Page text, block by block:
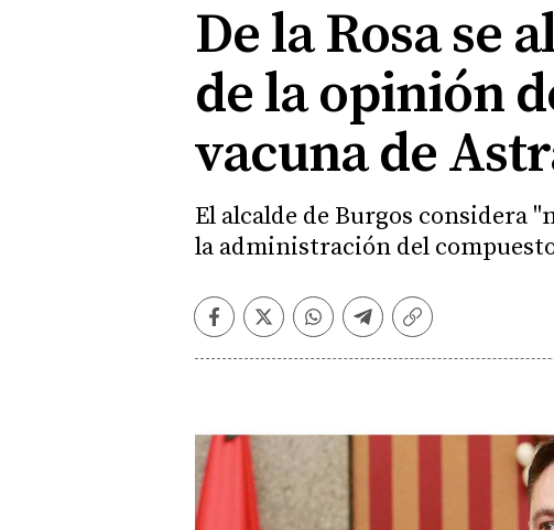
De la Rosa se
de la opinión
vacuna de
El alcalde de Burgos considera
la administración del
Facebook
TwitterWhatsapp
Telegram
Copiar